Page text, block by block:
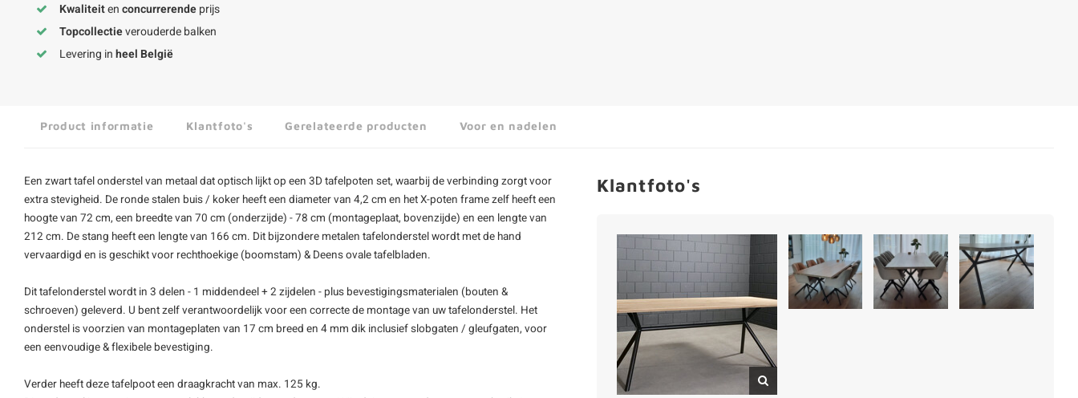
Kwaliteitenconcurrerendeprijs
Topcollectieverouderde balken
Levering inheel België
Product informatie Klantfoto's Gerelateerde producten Voor en nadelen
Een zwart tafel onderstel van metaal dat optisch lijkt op een 3D tafelpoten set, waarbij de verbinding zorgt voor
extra stevigheid. De ronde stalen buis / koker heeft een diameter van 4,2 cm en het X-poten frame zelf heeft een
hoogte van 72 cm, een breedte van 70 cm (onderzijde) - 78 cm (montageplaat, bovenzijde) en een lengte van
212 cm. De stang heeft een lengte van 166 cm. Dit bijzondere metalen tafelonderstel wordt met de hand
vervaardigd en is geschikt voor rechthoekige (boomstam) & Deens ovale tafelbladen.
Dit tafelonderstel wordt in 3 delen - 1 middendeel + 2 zijdelen - plus bevestigingsmaterialen (bouten &
schroeven) geleverd. U bent zelf verantwoordelijk voor een correcte de montage van uw tafelonderstel. Het
onderstel is voorzien van montageplaten van 17 cm breed en 4 mm dik inclusief slobgaten / gleufgaten, voor
een eenvoudige & flexibele bevestiging.
Verder heeft deze tafelpoot een draagkracht van max. 125 kg.
Klantfoto's